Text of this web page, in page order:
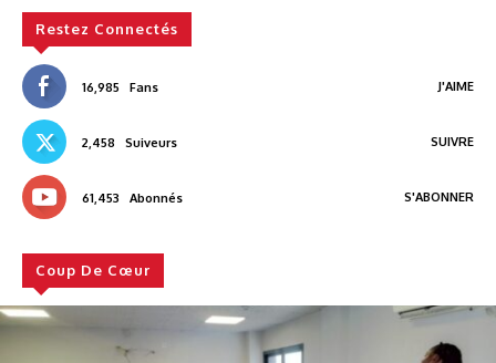
Restez Connectés
16,985 Fans J'AIME
2,458 Suiveurs SUIVRE
61,453 Abonnés S'ABONNER
Coup De Cœur